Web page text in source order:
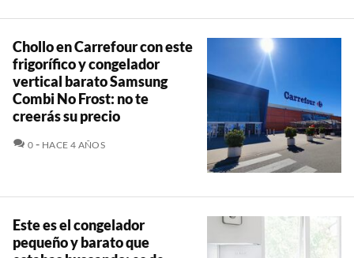
Chollo en Carrefour con este
frigorífico y congelador
vertical barato Samsung
Combi No Frost: no te
creerás su precio
0 COMENTARIOS
HACE 4 AÑOS
Este es el congelador
pequeño y barato que